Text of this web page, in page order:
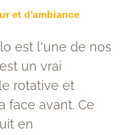
et d'ambiance
est l'une de nos
un vrai
rotative et
face avant. Ce
en